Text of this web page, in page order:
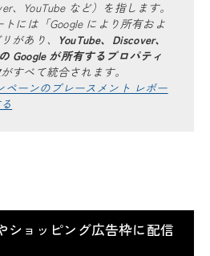
、YouTube など）を指します。
には「Google により所有およ
があり、 YouTube、Discover、
Google が所有するプロパティ
がすべて統合されます。
ペーンのプレースメント レポー
ショッピング広告枠に配信